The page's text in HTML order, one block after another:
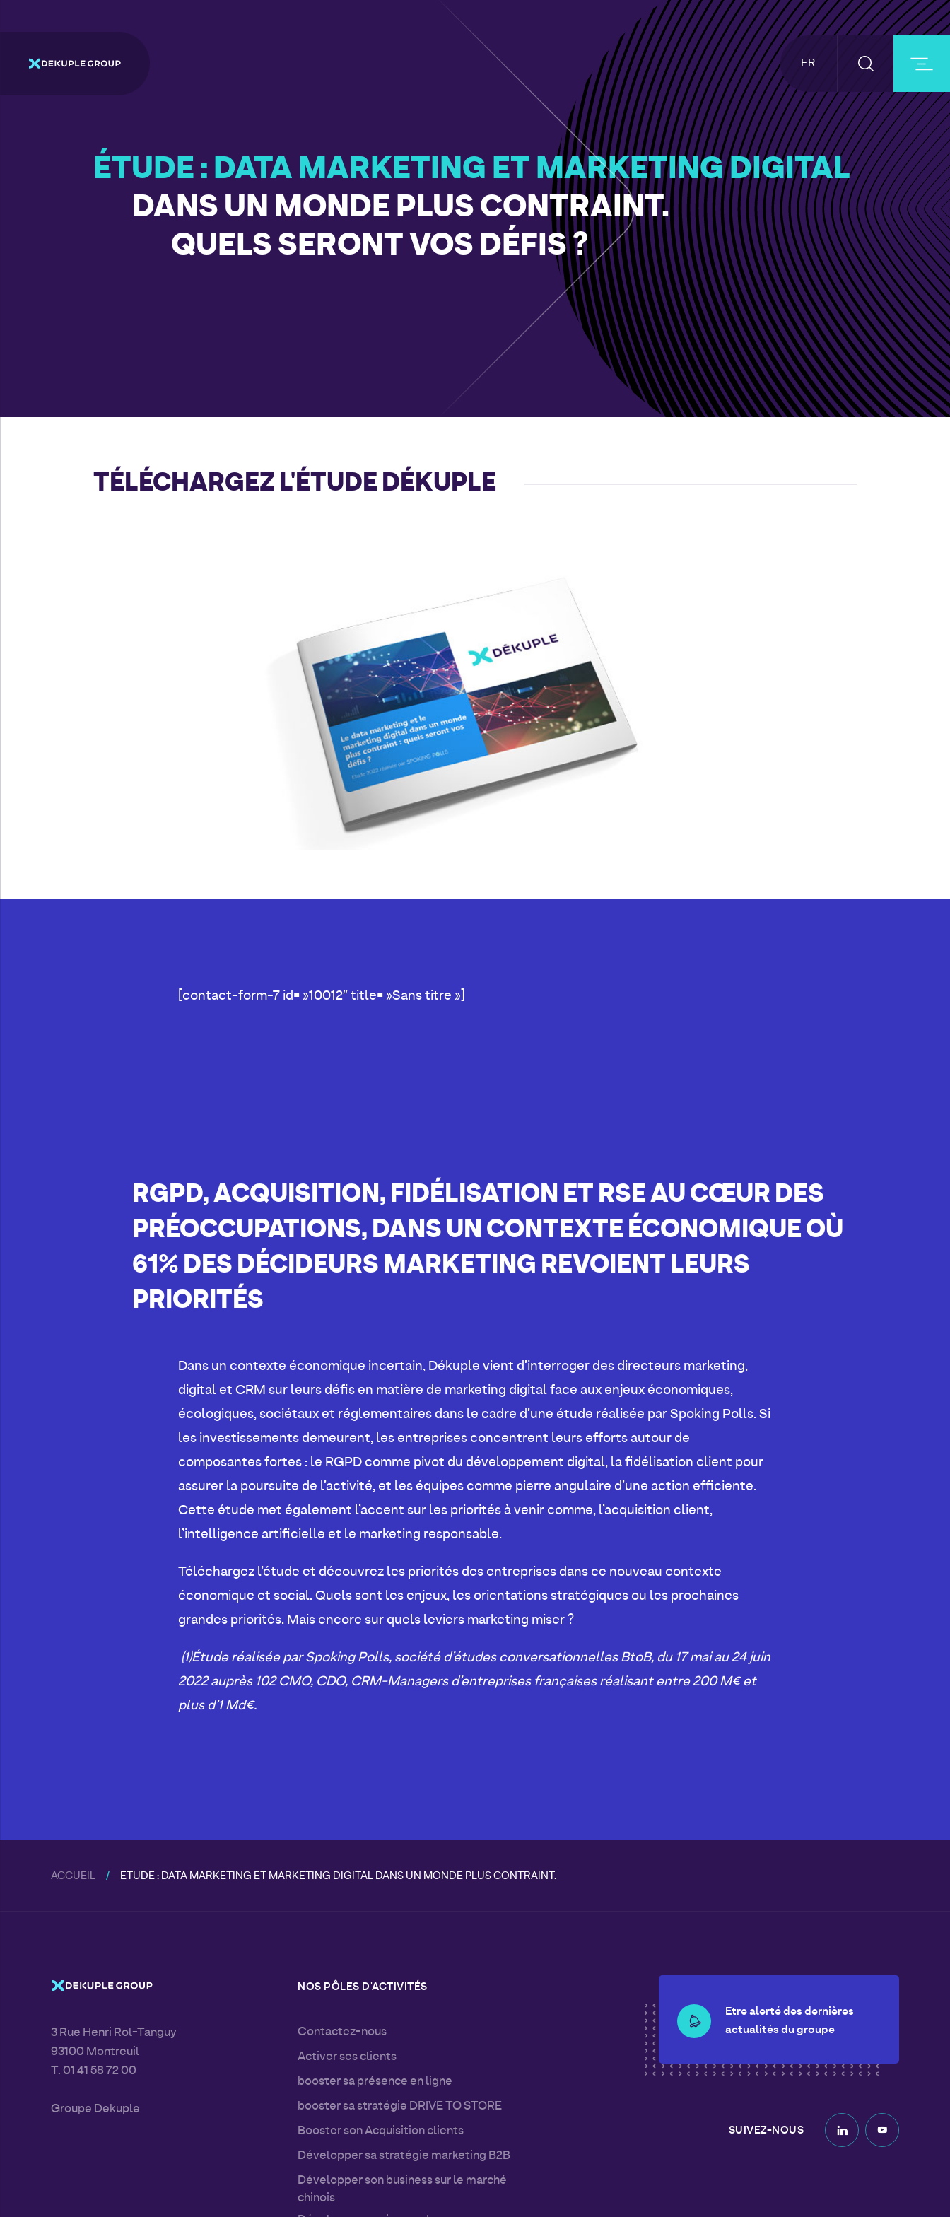
FR
ÉTUDE : DATA MARKETING ET MARKETING DIGITAL
DANS UN MONDE PLUS CONTRAINT.
QUELS SERONT VOS DÉFIS ?
TÉLÉCHARGEZ L'ÉTUDE DÉKUPLE
[contact-form-7 id= »10012″ title= »Sans titre »]
RGPD, ACQUISITION, FIDÉLISATION ET RSE AU CŒUR DES
PRÉOCCUPATIONS, DANS UN CONTEXTE ÉCONOMIQUE OÙ
61% DES DÉCIDEURS MARKETING REVOIENT LEURS
PRIORITÉS
Dans un contexte économique incertain, Dékuple vient d’interroger des directeurs marketing,
digital et CRM sur leurs défis en matière de marketing digital face aux enjeux économiques,
écologiques, sociétaux et réglementaires dans le cadre d’une étude réalisée par Spoking Polls. Si
les investissements demeurent, les entreprises concentrent leurs efforts autour de
composantes fortes : le RGPD comme pivot du développement digital, la fidélisation client pour
assurer la poursuite de l’activité, et les équipes comme pierre angulaire d’une action efficiente.
Cette étude met également l’accent sur les priorités à venir comme, l’acquisition client,
l’intelligence artificielle et le marketing responsable.
Téléchargez l’étude et découvrez les priorités des entreprises dans ce nouveau contexte
économique et social. Quels sont les enjeux, les orientations stratégiques ou les prochaines
grandes priorités. Mais encore sur quels leviers marketing miser ?
(1)Étude réalisée par Spoking Polls, société d’études conversationnelles BtoB, du 17 mai au 24 juin
2022 auprès 102 CMO, CDO, CRM-Managers d’entreprises françaises réalisant entre 200 M€ et
plus d’1 Md€.
ACCUEIL ETUDE : DATA MARKETING ET MARKETING DIGITAL DANS UN MONDE PLUS CONTRAINT.
3 Rue Henri Rol-Tanguy
93100 Montreuil
T. 01 41 58 72 00
Groupe Dekuple
NOS PÔLES D'ACTIVITÉS
Contactez-nous
Activer ses clients
booster sa présence en ligne
booster sa stratégie DRIVE TO STORE
Booster son Acquisition clients
Développer sa stratégie marketing B2B
Développer son business sur le marché
chinois
Etre alerté des dernières
actualités du groupe
SUIVEZ-NOUS